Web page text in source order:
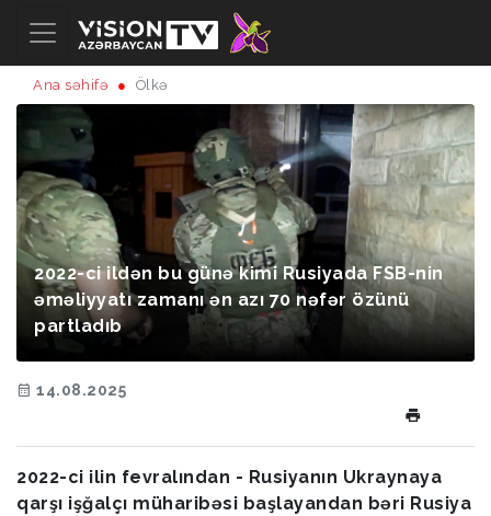
Ana səhifə Ölkə
2022-ci ildən bu günə kimi Rusiyada FSB-nin
əməliyyatı zamanı ən azı 70 nəfər özünü
partladıb
14.08.2025
2022-ci ilin fevralından - Rusiyanın Ukraynaya
qarşı işğalçı müharibəsi başlayandan bəri Rusiya